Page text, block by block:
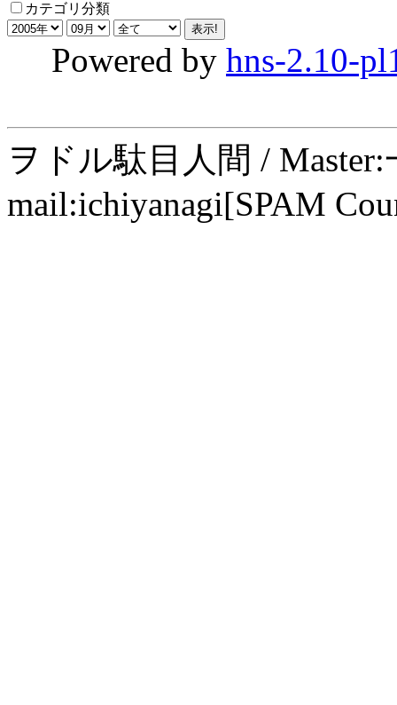
カテゴリ分類
Powered by hns-2.10-
ヲドル駄目人間 /
mail:ichiyanagi[SPAM